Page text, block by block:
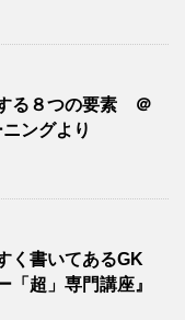
る８つの要素 ＠
ングより
く書いてあるGK
「超」専門講座』